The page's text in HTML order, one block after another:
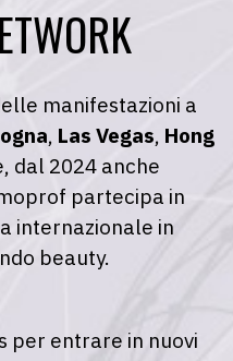
manifestazioni a
, Las Vegas, Hong
dal 2024 anche
partecipa in
internazionale in
beauty.
per entrare in nuovi